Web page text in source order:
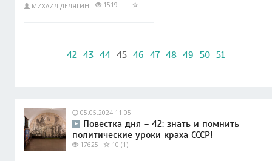
МИХАИЛ ДЕЛЯГИН 1519
42 43 44 45 46 47 48 49 50 51
05.05.2024 11:05
Повестка дня – 42: знать и помнить
политические уроки краха СССР!
17625 10 (1)